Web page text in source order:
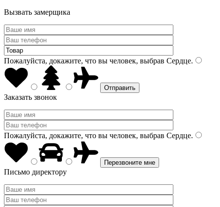
Вызвать замерщика
Пожалуйста, докажите, что вы человек, выбрав Сердце.
Заказать звонок
Пожалуйста, докажите, что вы человек, выбрав Сердце.
Письмо директору